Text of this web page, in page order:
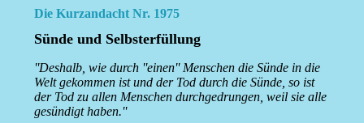
Die Kurzandacht Nr. 1975
Sünde und Selbsterfüllung
''Deshalb, wie durch ''einen'' Menschen die Sünde in die
Welt gekommen ist und der Tod durch die Sünde, so ist
der Tod zu allen Menschen durchgedrungen, weil sie alle
gesündigt haben.''